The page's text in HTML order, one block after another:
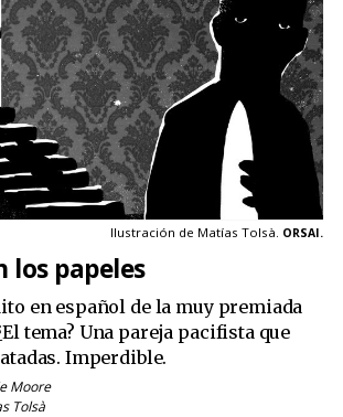
Ilustración de Matías Tolsà. ORSAI.
los papeles
en español de la muy premiada
tema? Una pareja pacifista que
Imperdible.
Moore
Tolsà